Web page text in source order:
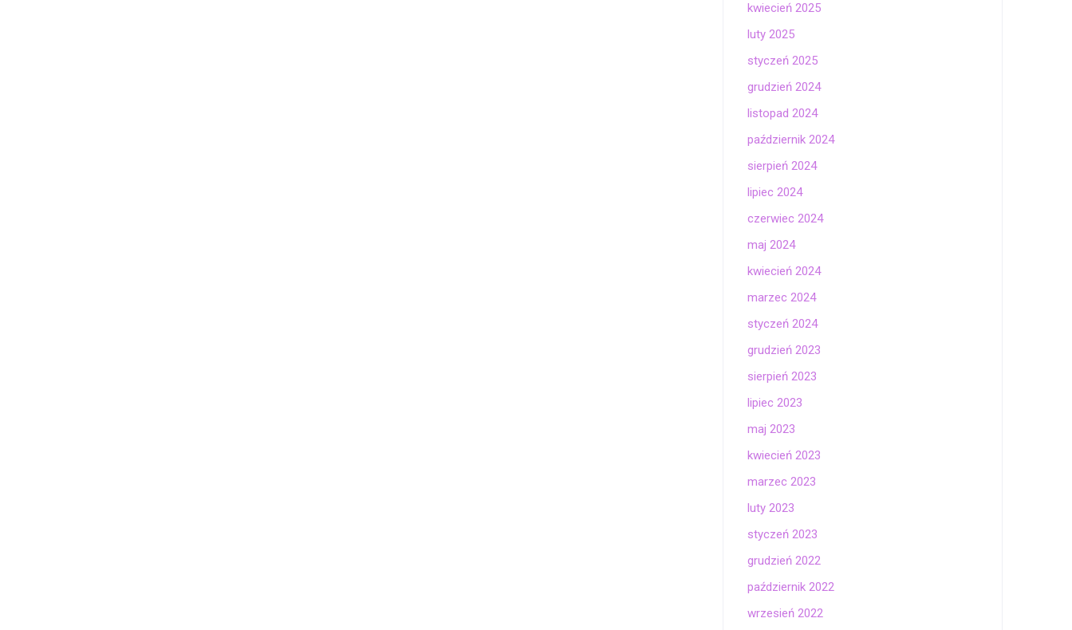
kwiecień 2025
luty 2025
styczeń 2025
grudzień 2024
listopad 2024
październik 2024
sierpień 2024
lipiec 2024
czerwiec 2024
maj 2024
kwiecień 2024
marzec 2024
styczeń 2024
grudzień 2023
sierpień 2023
lipiec 2023
maj 2023
kwiecień 2023
marzec 2023
luty 2023
styczeń 2023
grudzień 2022
październik 2022
wrzesień 2022